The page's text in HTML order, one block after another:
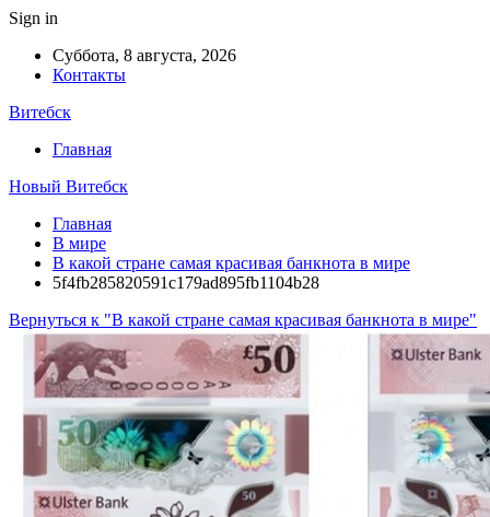
Sign in
Суббота, 8 августа, 2026
Контакты
Витебск
Главная
Новый Витебск
Главная
В мире
В какой стране самая красивая банкнота в мире
5f4fb285820591c179ad895fb1104b28
Вернуться к "В какой стране самая красивая банкнота в мире"